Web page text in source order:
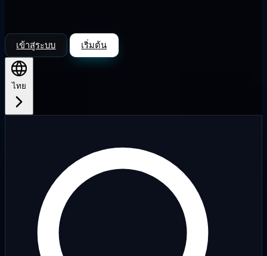
เข้าสู่ระบบ เริ่มต้น
ไทย